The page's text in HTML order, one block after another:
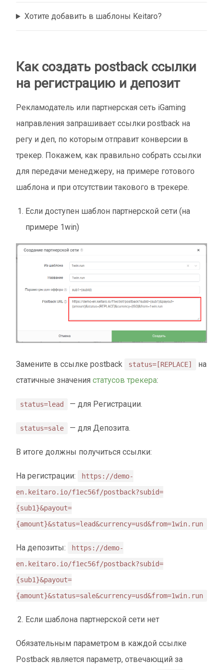
Хотите добавить в шаблоны Keitaro?
Как создать postback ссылки
на регистрацию и депозит
Рекламодатель или партнерская сеть iGaming
направления запрашивает ссылки postback на
регу и деп, по которым отправит конверсии в
трекер. Покажем, как правильно собрать ссылки
для передачи менеджеру, на примере готового
шаблона и при отсутствии такового в трекере.
Если доступен шаблон партнерской сети (на
примере 1win)
Замените в ссылке postback status=[REPLACE]
на
статичные значения статусов трекера:
status=lead — для Регистрации.
status=sale — для Депозита.
В итоге должны получиться ссылки:
На регистрации:
https://demo-
en.keitaro.io/f1ec56f/postback?subid=
{sub1}&payout=
{amount}&status=lead&currency=usd&from=1win.run
На депозиты:
https://demo-
en.keitaro.io/f1ec56f/postback?subid=
{sub1}&payout=
{amount}&status=sale&currency=usd&from=1win.run
Если шаблона партнерской сети нет
Обязательным параметром в каждой ссылке
Postback является параметр, отвечающий за